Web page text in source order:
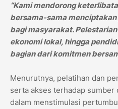
“Kami mendorong
bersama-sama
bagi masyarakat.
ekonomi lokal, hingga
bagian dari komitmen
Menurutnya, pelatihan dan
serta akses terhadap sumber
dalam menstimulasi